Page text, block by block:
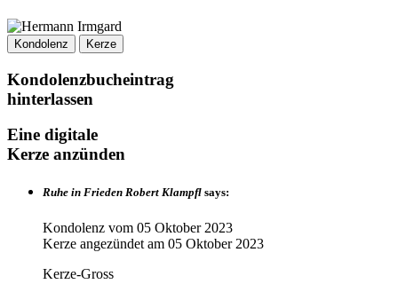
Kondolenz Kerze
Kondolenzbucheintrag
hinterlassen
Eine digitale
Kerze anzünden
Ruhe in Frieden Robert Klampfl says:
Kondolenz vom 05 Oktober 2023
Kerze angezündet am 05 Oktober 2023
Kerze-Gross